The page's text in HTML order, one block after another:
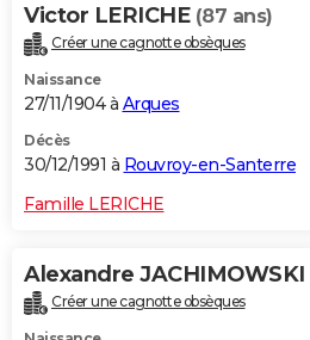
Victor LERICHE (87 ans)
Créer une cagnotte obsèques
Naissance
27/11/1904 à Arques
Décès
30/12/1991 à Rouvroy-en-Santerre
Famille LERICHE
Alexandre JACHIMOWSKI
Créer une cagnotte obsèques